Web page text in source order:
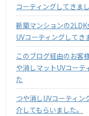
コーティングしてきま
新築マンションの
UVコーティングしてき
このブログ経由のお客
や消しマットUVコーテ
た
つや消しUVコーティ
介してもらいました。